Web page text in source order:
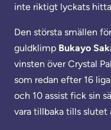
inte riktigt lyckats
Den största smällen
guldklimp Bukayo
vinsten över Crystal
som redan efter 16
och 10 assist fick sin
vara tillbaka tills slutet